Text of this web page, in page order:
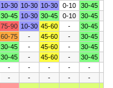
10-30 10-30 10-30 0-10 30-45
30-45 10-30 30-45 0-10 30-45
75-90 10-30 45-60 - 30-45
60-75 - 45-60 - 30-45
30-45 - 45-60 - 30-45
30-45 - 45-60 - 30-45
- - - - -
- - - - -